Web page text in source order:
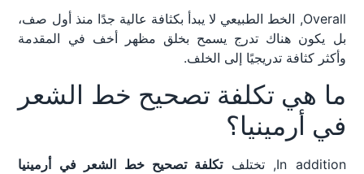
Overall, الخط الطبيعي لا يبدأ بكثافة عالية جدًا منذ أول صف،
بل يكون هناك تدرج يسمح بخلق مظهر أخف في المقدمة
وأكثر كثافة تدريجيًا إلى الخلف.
ما هي تكلفة تصحيح خط الشعر
في أرمينيا؟
In addition, تختلف
تكلفة تصحيح خط الشعر في أرمينيا